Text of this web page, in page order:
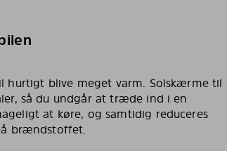
hurtigt blive meget varm. Solskærme til
så du undgår at træde ind i en
at køre, og samtidig reduceres
brændstoffet.